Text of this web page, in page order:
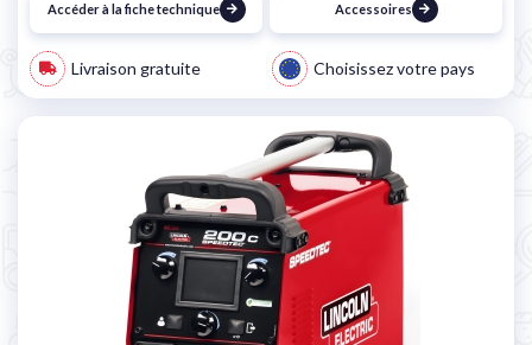
Accéder à la fiche technique Accessoires
Livraison gratuite Choisissez votre pays